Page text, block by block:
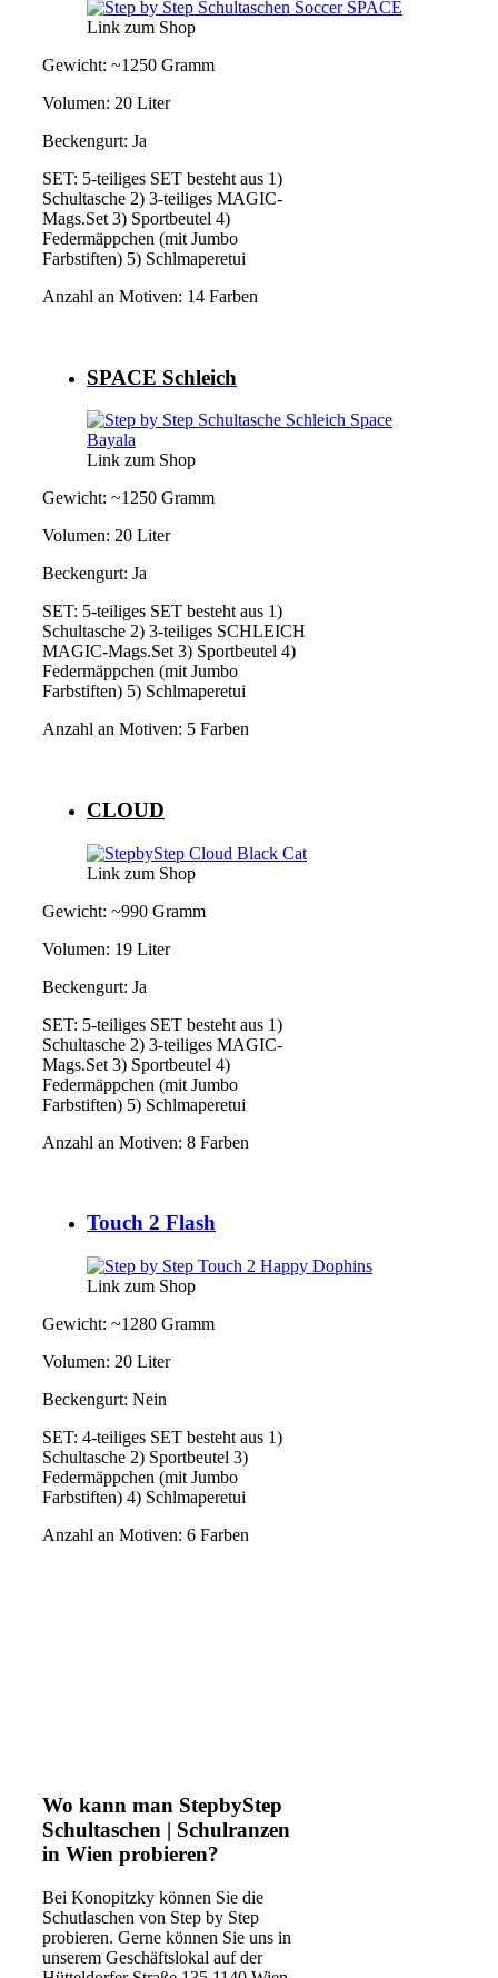
Link zum Shop
Gewicht: ~1250 Gramm
Volumen: 20 Liter
Beckengurt: Ja
SET: 5-teiliges SET besteht aus 1)
Schultasche 2) 3-teiliges MAGIC-
Mags.Set 3) Sportbeutel 4)
Federmäppchen (mit Jumbo
Farbstiften) 5) Schlmaperetui
Anzahl an Motiven: 14 Farben
SPACE Schleich
Link zum Shop
Gewicht: ~1250 Gramm
Volumen: 20 Liter
Beckengurt: Ja
SET: 5-teiliges SET besteht aus 1)
Schultasche 2) 3-teiliges SCHLEICH
MAGIC-Mags.Set 3) Sportbeutel 4)
Federmäppchen (mit Jumbo
Farbstiften) 5) Schlmaperetui
Anzahl an Motiven: 5 Farben
CLOUD
Link zum Shop
Gewicht: ~990 Gramm
Volumen: 19 Liter
Beckengurt: Ja
SET: 5-teiliges SET besteht aus 1)
Schultasche 2) 3-teiliges MAGIC-
Mags.Set 3) Sportbeutel 4)
Federmäppchen (mit Jumbo
Farbstiften) 5) Schlmaperetui
Anzahl an Motiven: 8 Farben
Touch 2 Flash
Link zum Shop
Gewicht: ~1280 Gramm
Volumen: 20 Liter
Beckengurt: Nein
SET: 4-teiliges SET besteht aus 1)
Schultasche 2) Sportbeutel 3)
Federmäppchen (mit Jumbo
Farbstiften) 4) Schlmaperetui
Anzahl an Motiven: 6 Farben
Wo kann man StepbyStep
Schultaschen | Schulranzen
in Wien probieren?
Bei Konopitzky können Sie die
Schutlaschen von Step by Step
probieren. Gerne können Sie uns in
unserem Geschäftslokal auf der